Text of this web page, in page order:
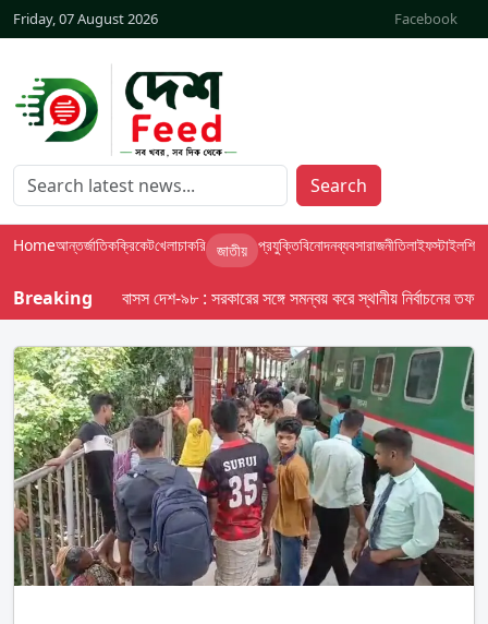
Friday, 07 August 2026 Facebook
Search
Homeআন্তর্জাতিকক্রিকেটখেলাচাকরি জাতীয় প্রযুক্তিবিনোদনব্যবসারাজনীতিলাইফস্টাইলশিক্ষা
Breaking বাসস দেশ-৯৮ : সরকারের সঙ্গে সমন্বয় করে স্থানীয় নির্বাচনের